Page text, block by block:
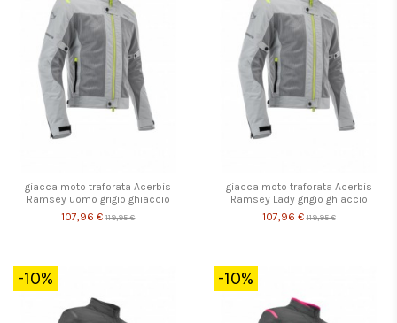
giacca moto traforata Acerbis
Ramsey uomo grigio ghiaccio
107,96 € 119,95 €
giacca moto traforata Acerbis
Ramsey Lady grigio ghiaccio
107,96 € 119,95 €
-10% -10%